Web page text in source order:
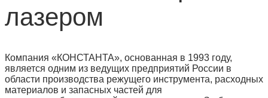
лазером
Компания «КОНСТАНТА», основанная в 1993 году,
является одним из ведущих предприятий России в
области производства режущего инструмента, расходных
материалов и запасных частей для